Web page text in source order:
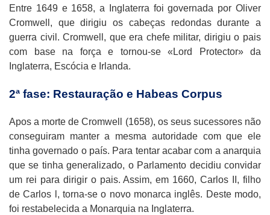
Entre 1649 e 1658, a Inglaterra foi governada por Oliver
Cromwell, que dirigiu os cabeças redondas durante a
guerra civil. Cromwell, que era chefe militar, dirigiu o pais
com base na força e tornou-se «Lord Protector» da
Inglaterra, Escócia e Irlanda.
2ª fase: Restauração e Habeas Corpus
Apos a morte de Cromwell (1658), os seus sucessores não
conseguiram manter a mesma autoridade com que ele
tinha governado o país. Para tentar acabar com a anarquia
que se tinha generalizado, o Parlamento decidiu convidar
um rei para dirigir o pais. Assim, em 1660, Carlos II, filho
de Carlos l, torna-se o novo monarca inglês. Deste modo,
foi restabelecida a Monarquia na Inglaterra.